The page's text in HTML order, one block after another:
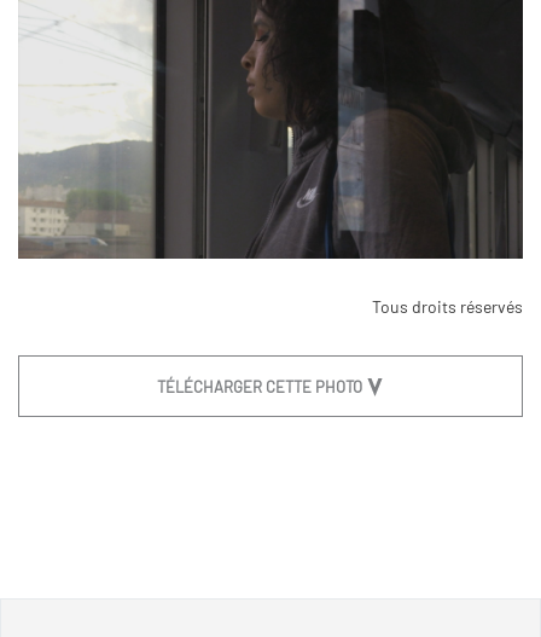
Tous droits réservés
TÉLÉCHARGER CETTE PHOTO